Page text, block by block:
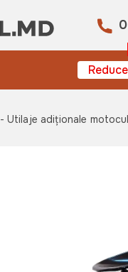
- Utilaje adiționale